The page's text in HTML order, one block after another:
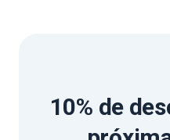
10% de